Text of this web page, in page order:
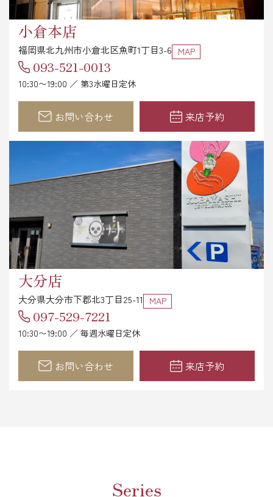
小倉本店
福岡県北九州市小倉北区魚町1丁目3-6 MAP
093-521-0013
10:30〜19:00 ／ 第3水曜日定休
お問い合わせ 来店予約
大分店
大分県大分市下郡北3丁目25-11 MAP
097-529-7221
10:30〜19:00 ／ 毎週水曜日定休
お問い合わせ 来店予約
Series